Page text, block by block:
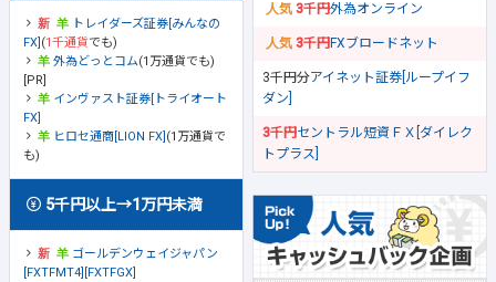
トレイダーズ証券[みんなの
FX] (1千通貨でも)
外為どっとコム(1万通貨でも)
[PR]
インヴァスト証券[トライオート
FX]
ヒロセ通商[LION FX] (1万通貨で
も)
5千円以上→1万円未満
ゴールデンウェイジャパン
[FXTFMT4][FXTFGX]
3千円外為オンライン
3千円FXブロードネット
3千円分アイネット証券[ループイフ
ダン]
3千円セントラル短資ＦＸ[ダイレク
トプラス]